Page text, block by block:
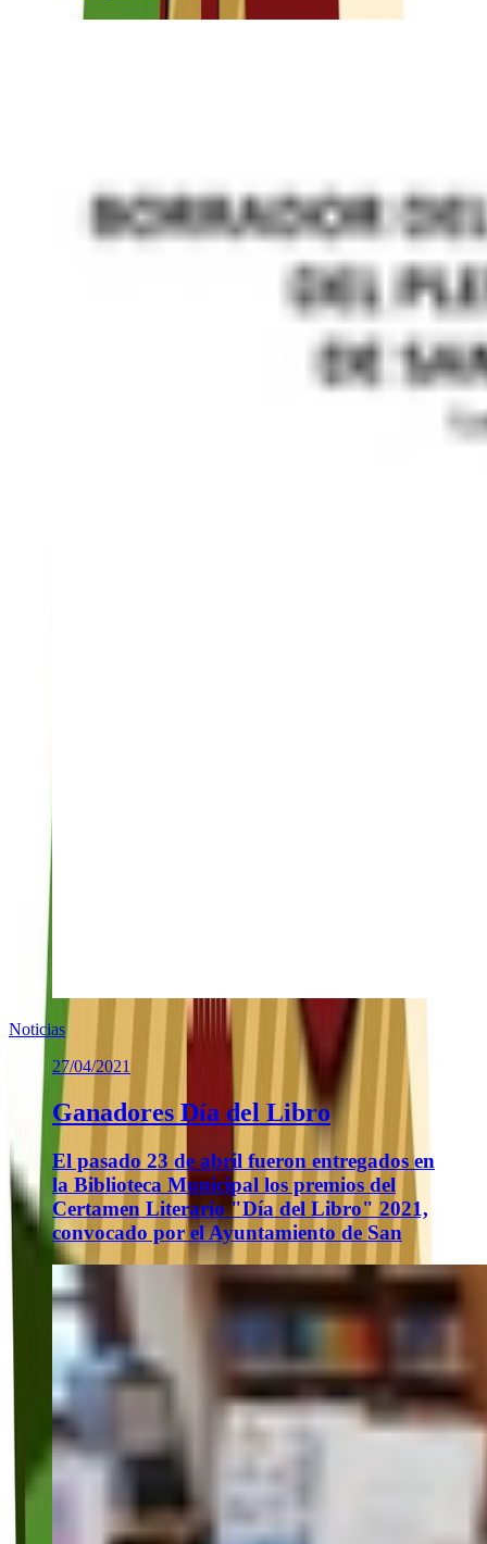
Noticias
27/04/2021
Ganadores Día del Libro
El pasado 23 de abril fueron entregados en
la Biblioteca Municipal los premios del
Certamen Literario "Día del Libro" 2021,
convocado por el Ayuntamiento de San